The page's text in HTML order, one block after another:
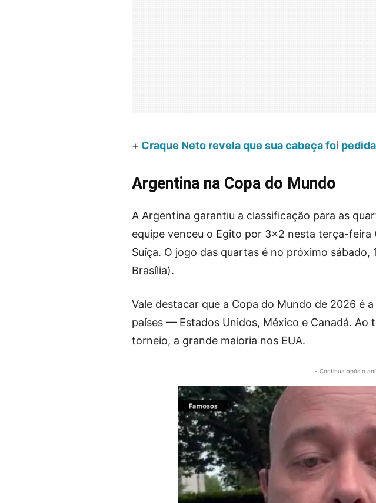
+ Craque Neto revela que sua cabeça foi
Argentina na Copa do Mundo
A Argentina garantiu a classificação para as
equipe venceu o Egito por 3×2 nesta terça-feira
Suíça. O jogo das quartas é no próximo sábado,
Brasília).
Vale destacar que a Copa do Mundo de 2026 é
países — Estados Unidos, México e Canadá. Ao
torneio, a grande maioria nos EUA.
- Continua após o